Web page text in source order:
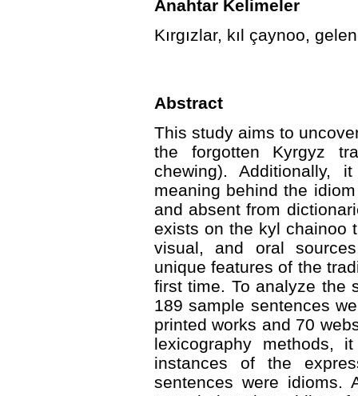
Anahtar Kelimeler
Kırgızlar, kıl çaynoo,
Abstract
This study aims to
the forgotten Kyrgyz
chewing).
meaning behind the
and absent from
exists on the kyl chainoo
visual, and oral
unique features of the
first time. To analyze the
189 sample sentences
printed works and 70
lexicography
instances of the
sentences were idioms.